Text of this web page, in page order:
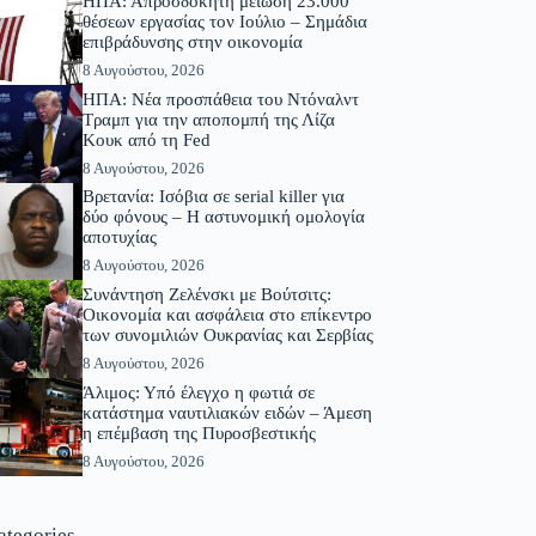
θέσεων εργασίας τον Ιούλιο – Σημάδια
επιβράδυνσης στην οικονομία
8 Αυγούστου, 2026
ΗΠΑ: Νέα προσπάθεια του Ντόναλντ
Τραμπ για την αποπομπή της Λίζα
Κουκ από τη Fed
8 Αυγούστου, 2026
Βρετανία: Ισόβια σε serial killer για
δύο φόνους – Η αστυνομική ομολογία
αποτυχίας
8 Αυγούστου, 2026
Συνάντηση Ζελένσκι με Βούτσιτς:
Οικονομία και ασφάλεια στο επίκεντρο
των συνομιλιών Ουκρανίας και Σερβίας
8 Αυγούστου, 2026
Άλιμος: Υπό έλεγχο η φωτιά σε
κατάστημα ναυτιλιακών ειδών – Άμεση
η επέμβαση της Πυροσβεστικής
8 Αυγούστου, 2026